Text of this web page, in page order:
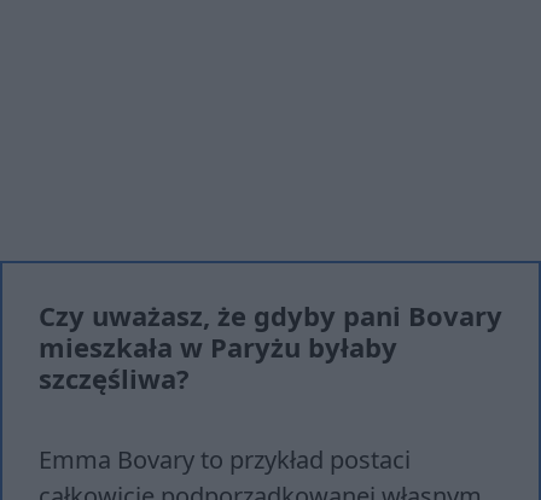
Czy uważasz, że gdyby pani Bovary
mieszkała w Paryżu byłaby
szczęśliwa?
Emma Bovary to przykład postaci